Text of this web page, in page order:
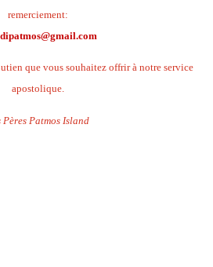
remerciement:
que vous souhaitez offrir à notre service
apostolique.
Pères Patmos Island